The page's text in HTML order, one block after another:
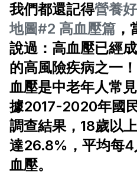
我們都還記得營養
地圖#2 高血壓篇
說過：高血壓已經
的高風險疾病之一
血壓是中老年人常
據2017-2020年國
調查結果，18歲以
達26.8%，平均每4
血壓。